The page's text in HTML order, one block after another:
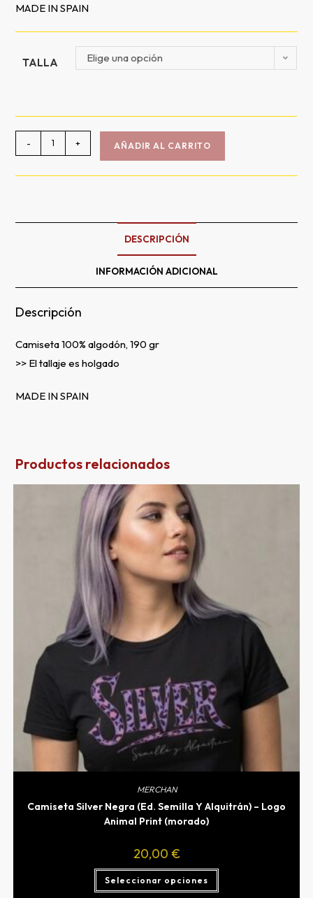
MADE IN SPAIN
TALLA Elige una opción
- + AÑADIR AL CARRITO
DESCRIPCIÓN
INFORMACIÓN ADICIONAL
Descripción
Camiseta 100% algodón, 190 gr
>> El tallaje es holgado
MADE IN SPAIN
Productos relacionados
MERCHAN
Camiseta Silver Negra (Ed. Semilla Y Alquitrán) – Logo
Animal Print (morado)
20,00 €
Seleccionar opciones